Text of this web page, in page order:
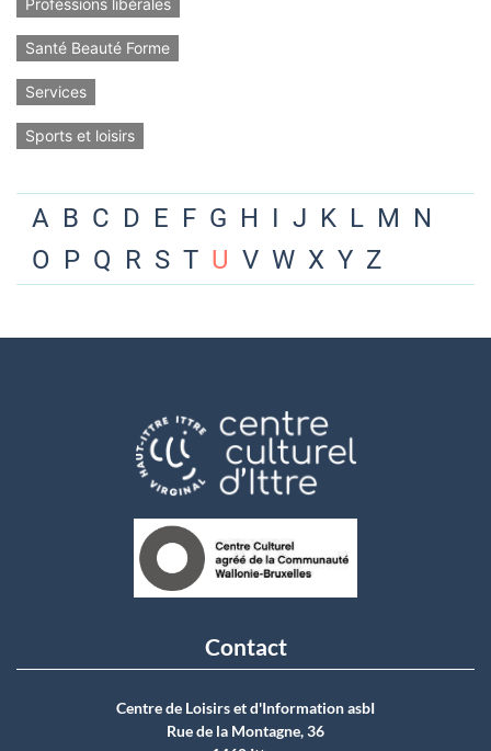
Professions libérales
Santé Beauté Forme
Services
Sports et loisirs
A B C D E F G H I J K L M N
O P Q R S T U V W X Y Z
Contact
Centre de Loisirs et d'Information asbI
Rue de la Montagne, 36